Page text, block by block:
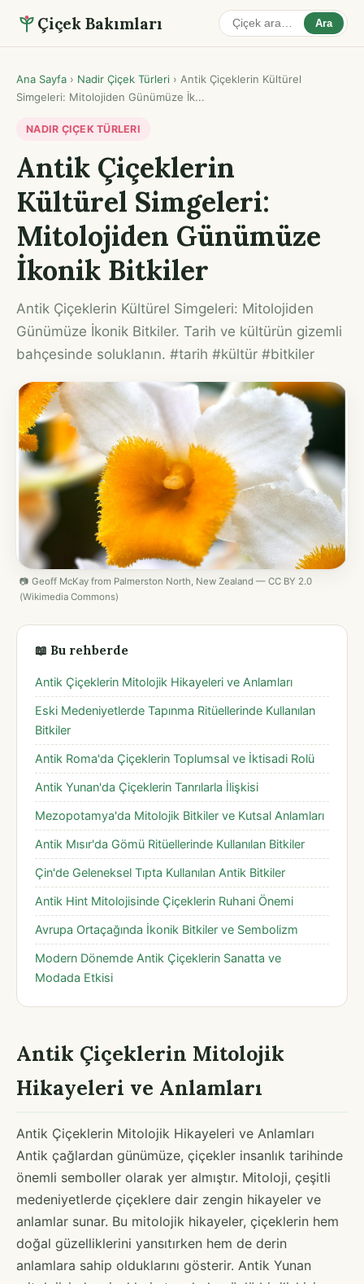
Çiçek Bakımları Ara
Ana Sayfa › Nadir Çiçek Türleri › Antik Çiçeklerin Kültürel
Simgeleri: Mitolojiden Günümüze İk...
NADIR ÇIÇEK TÜRLERI
Antik Çiçeklerin
Kültürel Simgeleri:
Mitolojiden Günümüze
İkonik Bitkiler
Antik Çiçeklerin Kültürel Simgeleri: Mitolojiden
Günümüze İkonik Bitkiler. Tarih ve kültürün gizemli
bahçesinde soluklanın. #tarih #kültür #bitkiler
📷 Geoff McKay from Palmerston North, New Zealand — CC BY 2.0
(Wikimedia Commons)
📖 Bu rehberde
Antik Çiçeklerin Mitolojik Hikayeleri ve Anlamları
Eski Medeniyetlerde Tapınma Ritüellerinde Kullanılan
Bitkiler
Antik Roma'da Çiçeklerin Toplumsal ve İktisadi Rolü
Antik Yunan'da Çiçeklerin Tanrılarla İlişkisi
Mezopotamya'da Mitolojik Bitkiler ve Kutsal Anlamları
Antik Mısır'da Gömü Ritüellerinde Kullanılan Bitkiler
Çin'de Geleneksel Tıpta Kullanılan Antik Bitkiler
Antik Hint Mitolojisinde Çiçeklerin Ruhani Önemi
Avrupa Ortaçağında İkonik Bitkiler ve Sembolizm
Modern Dönemde Antik Çiçeklerin Sanatta ve
Modada Etkisi
Antik Çiçeklerin Mitolojik
Hikayeleri ve Anlamları
Antik Çiçeklerin Mitolojik Hikayeleri ve Anlamları
Antik çağlardan günümüze, çiçekler insanlık tarihinde
önemli semboller olarak yer almıştır. Mitoloji, çeşitli
medeniyetlerde çiçeklere dair zengin hikayeler ve
anlamlar sunar. Bu mitolojik hikayeler, çiçeklerin hem
doğal güzelliklerini yansıtırken hem de derin
anlamlara sahip olduklarını gösterir. Antik Yunan